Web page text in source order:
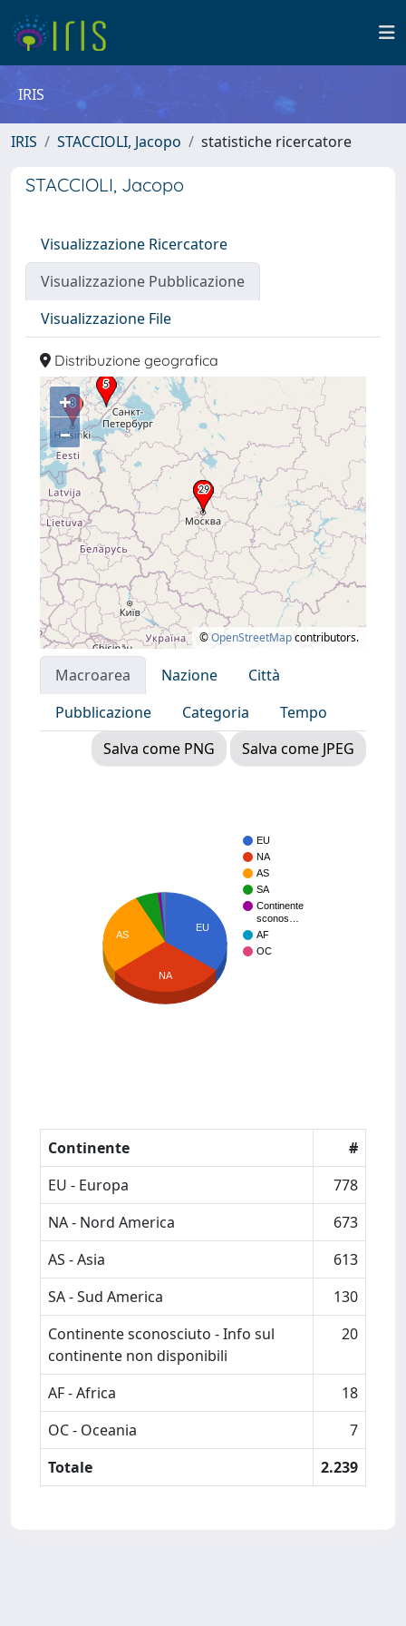
IRIS
IRIS STACCIOLI, Jacopo statistiche ricercatore
STACCIOLI, Jacopo
Visualizzazione Ricercatore
Visualizzazione Pubblicazione
Visualizzazione File
Distribuzione geografica
+
–
©OpenStreetMapcontributors.
Macroarea Nazione
Città
Pubblicazione
Categoria
Tempo
Salva come PNG
Salva come JPEG
EU
NA
AS
SA
Continente
sconos…
AF
OC
EU
AS
NA
Continente
#
EU - Europa
778
NA - Nord America
673
AS - Asia
613
SA - Sud America
130
Continente sconosciuto - Info sul
continente non disponibili
20
AF - Africa
18
OC - Oceania
7
Totale
2.239